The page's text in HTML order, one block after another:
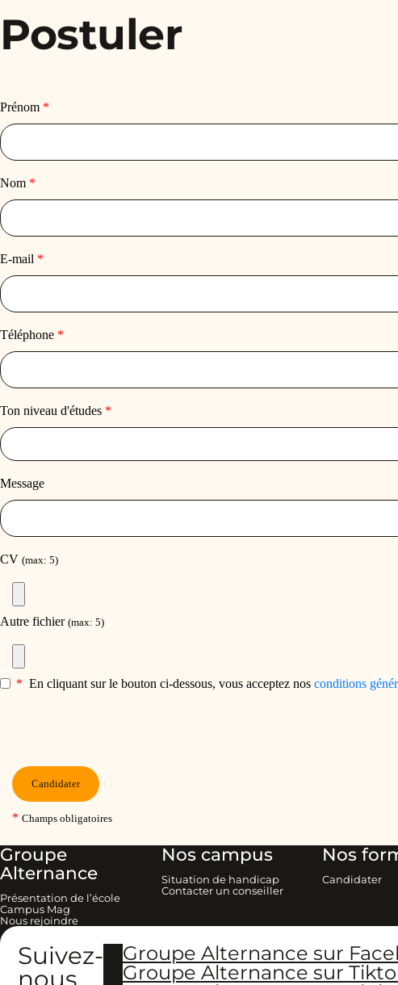
Postuler
Groupe
Alternance
Présentation de l’école
Campus Mag
Nous rejoindre
Nos campus
Situation de handicap
Contacter un conseiller
Nos
Candidater
Suivez-
nous
Groupe Alternance sur
Groupe Alternance sur